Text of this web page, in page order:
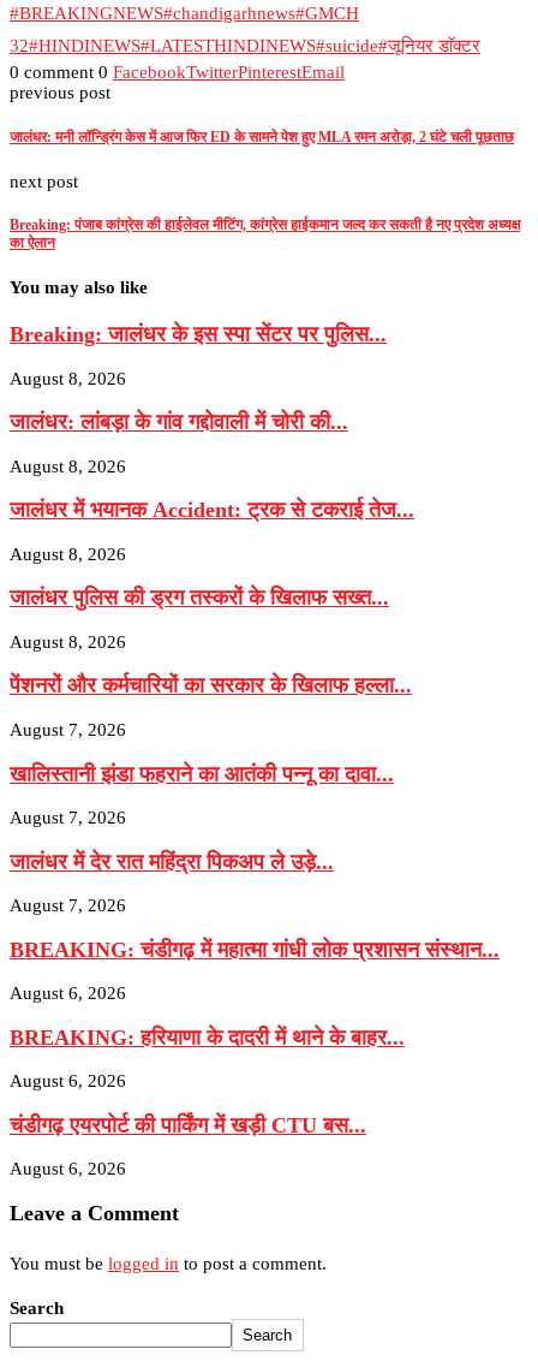
#BREAKINGNEWS#chandigarhnews#GMCH
32#HINDINEWS#LATESTHINDINEWS#suicide#जूनियर डाॅक्टर
0 comment 0 FacebookTwitterPinterestEmail
previous post
जालंधर: मनी लॉन्ड्रिंग केस में आज फिर ED के सामने पेश हुए MLA रमन अरोड़ा, 2 घंटे चली पूछताछ
next post
Breaking: पंजाब कांग्रेस की हाईलेवल मीटिंग, कांग्रेस हाईकमान जल्द कर सकती है नए प्रदेश अध्यक्ष
का ऐलान
You may also like
Breaking: जालंधर के इस स्पा सेंटर पर पुलिस...
August 8, 2026
जालंधर: लांबड़ा के गांव गद्दोवाली में चोरी की...
August 8, 2026
जालंधर में भयानक Accident: ट्रक से टकराई तेज...
August 8, 2026
जालंधर पुलिस की ड्रग तस्करों के खिलाफ सख्त...
August 8, 2026
पेंशनरों और कर्मचारियों का सरकार के खिलाफ हल्ला...
August 7, 2026
खालिस्तानी झंडा फहराने का आतंकी पन्नू का दावा...
August 7, 2026
जालंधर में देर रात महिंद्रा पिकअप ले उड़े...
August 7, 2026
BREAKING: चंडीगढ़ में महात्मा गांधी लोक प्रशासन संस्थान...
August 6, 2026
BREAKING: हरियाणा के दादरी में थाने के बाहर...
August 6, 2026
चंडीगढ़ एयरपोर्ट की पार्किंग में खड़ी CTU बस...
August 6, 2026
Leave a Comment
You must be logged in to post a comment.
Search
Search